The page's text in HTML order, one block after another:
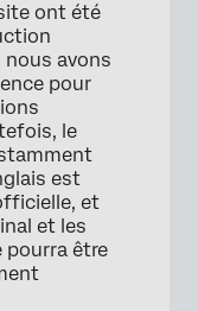
ont été
avons
pour
le
est
et
et les
être